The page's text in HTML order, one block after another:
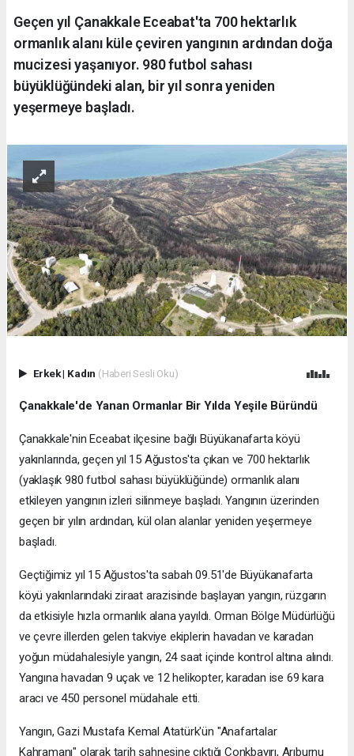
Geçen yıl Çanakkale Eceabat'ta 700 hektarlık
ormanlık alanı küle çeviren yangının ardından doğa
mucizesi yaşanıyor. 980 futbol sahası
büyüklüğündeki alan, bir yıl sonra yeniden
yeşermeye başladı.
Erkek| Kadın (Haberi Sesli Oku)
Çanakkale'de Yanan Ormanlar Bir Yılda Yeşile Büründü
Çanakkale'nin Eceabat ilçesine bağlı Büyükanafarta köyü
yakınlarında, geçen yıl 15 Ağustos'ta çıkan ve 700 hektarlık
(yaklaşık 980 futbol sahası büyüklüğünde) ormanlık alanı
etkileyen yangının izleri silinmeye başladı. Yangının üzerinden
geçen bir yılın ardından, kül olan alanlar yeniden yeşermeye
başladı.
Geçtiğimiz yıl 15 Ağustos'ta sabah 09.51'de Büyükanafarta
köyü yakınlarındaki ziraat arazisinde başlayan yangın, rüzgarın
da etkisiyle hızla ormanlık alana yayıldı. Orman Bölge Müdürlüğü
ve çevre illerden gelen takviye ekiplerin havadan ve karadan
yoğun müdahalesiyle yangın, 24 saat içinde kontrol altına alındı.
Yangına havadan 9 uçak ve 12 helikopter, karadan ise 69 kara
aracı ve 450 personel müdahale etti.
Yangın, Gazi Mustafa Kemal Atatürk'ün "Anafartalar
Kahramanı" olarak tarih sahnesine çıktığı Conkbayırı, Arıburnu